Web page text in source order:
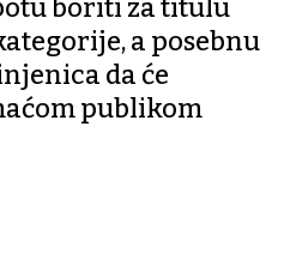
boriti za titulu
a posebnu
da će
publikom